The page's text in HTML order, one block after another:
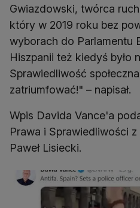
Gwiazdowski, twórca
który w 2019 roku bez
wyborach do Parlamentu
Hiszpanii też kiedyś było
Sprawiedliwość
zatriumfować!" – napisał.
Wpis Davida Vance'a
Prawa i Sprawiedliwości
Paweł Lisiecki.